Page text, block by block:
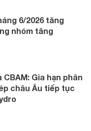
6/2026 tăng
nhóm tăng
CBAM: Gia hạn phân
châu Âu tiếp tục